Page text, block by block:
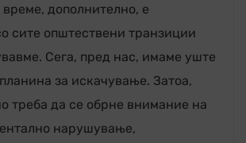
време, дополнително, е
сите општествени транзиции
Сега, пред нас, имаме уште
за искачување. Затоа,
треба да се обрне внимание на
нарушување,